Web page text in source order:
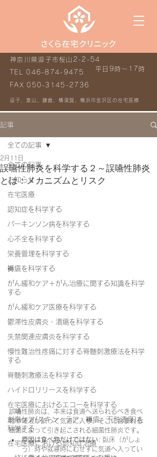
平日9時～17時
神奈川県逗子市桜山2-2-54
TEL 046-874-9475
FAX 050-3145-2736
逗子、葉山、鎌倉、横須賀、横浜市金沢区の在宅医療
記事
全ての記事
お知らせ
在宅医療
認知症を科学する
パーキンソン病を科学する
心不全を科学する
栄養管理を科学する
褥瘡を科学する
がん緩和ケア＋がん治療に関する知識を科学
する
がん緩和ケア医療を科学する
鬱滞性皮膚炎・潰瘍を科学する
失禁関連皮膚炎を科学する
慢性難治性疼痛に対する脊髄刺激療法を科学
する
脊髄刺激療法を科学する
ハイドロリリースを科学する
在宅医療におけるエコーを科学する
創傷ケア(スキン テア、褥瘡、下肢潰瘍)を
科学する
在宅医療における認知症治療
全ての記事
誤嚥性肺炎を科学する２～誤嚥性肺炎
とは：メカニズムとリスク
2月11日
誤嚥性肺炎は、本来は食道へ送られるべき食べ
物や唾液が誤って気道に入り、そこに含まれる
細菌によって引き起こされる細菌性肺炎です。
原因は食べ物だけではない : 臥床（がしょ
う）時や就寝時にむせずに気道へ入ってい